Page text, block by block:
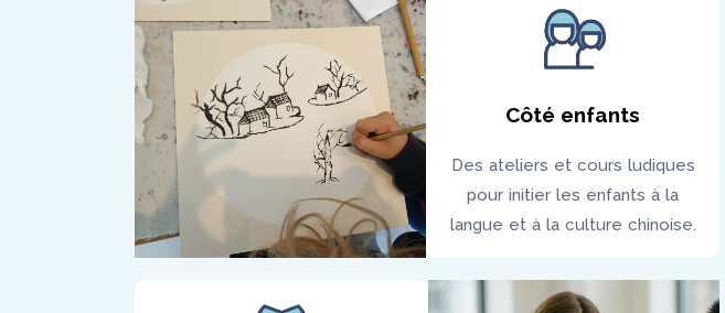
Côté enfants
Des ateliers et cours ludiques
pour initier les enfants à la
langue et à la culture chinoise.